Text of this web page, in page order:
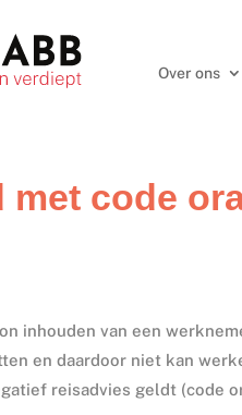
Over ons
met code
inhouden van een
en daardoor niet kan
reisadvies geldt (code